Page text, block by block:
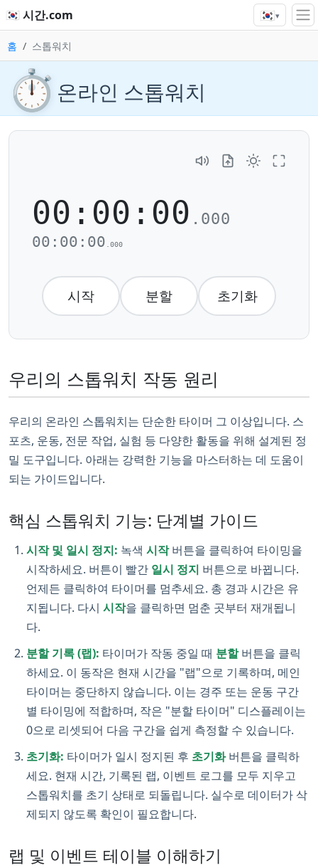
🇰🇷 시간.com 🇰🇷▾
홈 스톱워치
⏱️ 온라인 스톱워치
00:00:00 .000
00:00:00 .000
시작 분할 초기화
우리의 스톱워치 작동 원리
우리의 온라인 스톱워치는 단순한 타이머 그 이상입니다. 스
포츠, 운동, 전문 작업, 실험 등 다양한 활동을 위해 설계된 정
밀 도구입니다. 아래는 강력한 기능을 마스터하는 데 도움이
되는 가이드입니다.
핵심 스톱워치 기능: 단계별 가이드
시작 및 일시 정지: 녹색 시작버튼을 클릭하여 타이밍을
시작하세요. 버튼이 빨간 일시 정지 버튼으로 바뀝니다.
언제든 클릭하여 타이머를 멈추세요. 총 경과 시간은 유
지됩니다. 다시 시작을 클릭하면 멈춘 곳부터 재개됩니
다.
분할 기록 (랩): 타이머가 작동 중일 때 분할버튼을 클릭
하세요. 이 동작은 현재 시간을 "랩"으로 기록하며, 메인
타이머는 중단하지 않습니다. 이는 경주 또는 운동 구간
별 타이밍에 적합하며, 작은 "분할 타이머" 디스플레이는
0으로 리셋되어 다음 구간을 쉽게 측정할 수 있습니다.
초기화: 타이머가 일시 정지된 후 초기화버튼을 클릭하
세요. 현재 시간, 기록된 랩, 이벤트 로그를 모두 지우고
스톱워치를 초기 상태로 되돌립니다. 실수로 데이터가 삭
제되지 않도록 확인이 필요합니다.
랩 및 이벤트 테이블 이해하기